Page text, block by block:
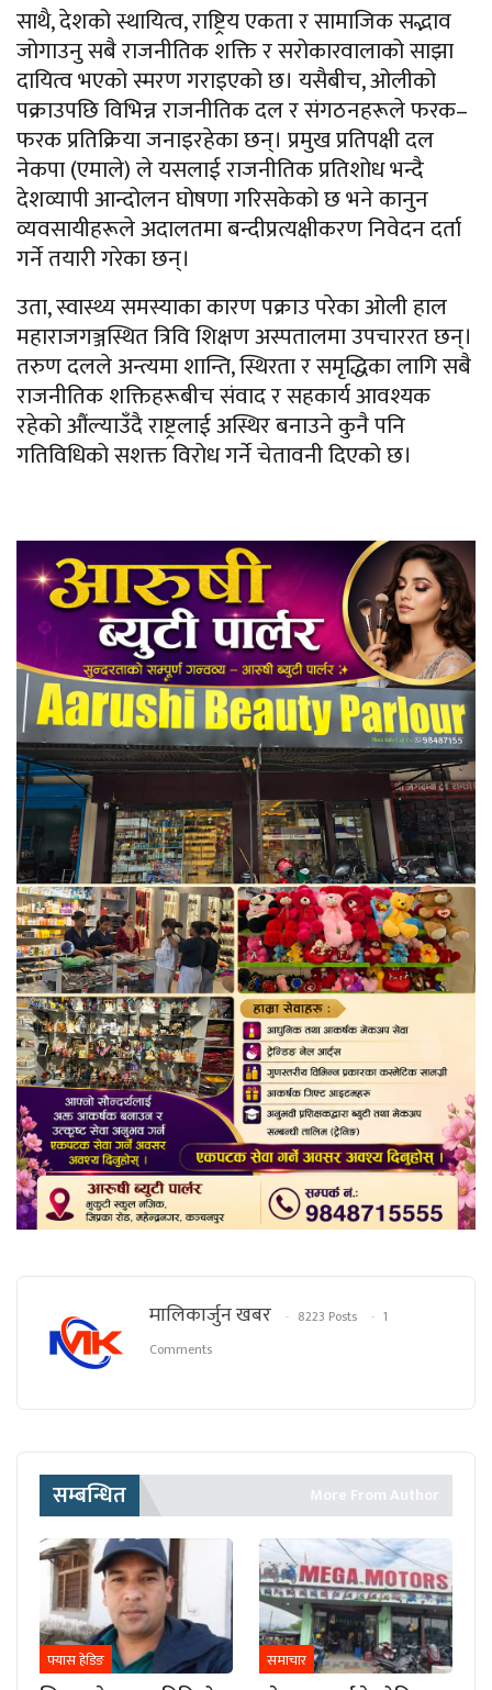
साथै, देशको स्थायित्व, राष्ट्रिय एकता र सामाजिक सद्भाव
जोगाउनु सबै राजनीतिक शक्ति र सरोकारवालाको साझा
दायित्व भएको स्मरण गराइएको छ। यसैबीच, ओलीको
पक्राउपछि विभिन्न राजनीतिक दल र संगठनहरूले फरक–
फरक प्रतिक्रिया जनाइरहेका छन्। प्रमुख प्रतिपक्षी दल
नेकपा (एमाले) ले यसलाई राजनीतिक प्रतिशोध भन्दै
देशव्यापी आन्दोलन घोषणा गरिसकेको छ भने कानुन
व्यवसायीहरूले अदालतमा बन्दीप्रत्यक्षीकरण निवेदन दर्ता
गर्ने तयारी गरेका छन्।
उता, स्वास्थ्य समस्याका कारण पक्राउ परेका ओली हाल
महाराजगञ्जस्थित त्रिवि शिक्षण अस्पतालमा उपचाररत छन्।
तरुण दलले अन्त्यमा शान्ति, स्थिरता र समृद्धिका लागि सबै
राजनीतिक शक्तिहरूबीच संवाद र सहकार्य आवश्यक
रहेको औंल्याउँदै राष्ट्रलाई अस्थिर बनाउने कुनै पनि
गतिविधिको सशक्त विरोध गर्ने चेतावनी दिएको छ।
मालिकार्जुन खबर 8223 Posts
1
Comments
सम्बन्धित More From Author
फ्यास हेडिङ समाचार